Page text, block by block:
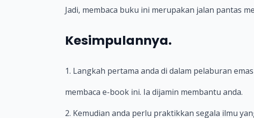
Jadi, membaca buku ini merupakan jalan pantas
Kesimpulannya.
1. Langkah pertama anda di dalam pelaburan
membaca e-book ini. Ia dijamin membantu anda.
2. Kemudian anda perlu praktikkan segala ilmu